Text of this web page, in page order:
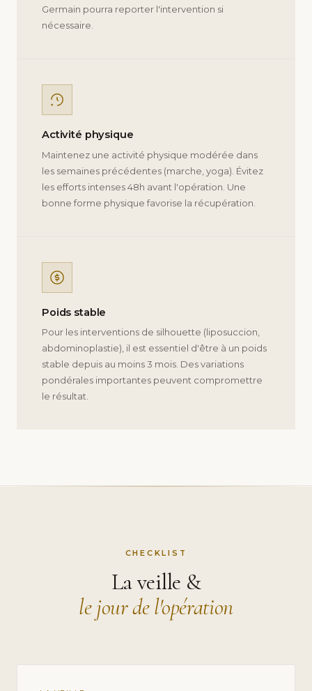
Germain pourra reporter l'intervention si
nécessaire.
Activité physique
Maintenez une activité physique modérée dans
les semaines précédentes (marche, yoga). Évitez
les efforts intenses 48h avant l'opération. Une
bonne forme physique favorise la récupération.
Poids stable
Pour les interventions de silhouette (liposuccion,
abdominoplastie), il est essentiel d'être à un poids
stable depuis au moins 3 mois. Des variations
pondérales importantes peuvent compromettre
le résultat.
CHECKLIST
La veille &
le jour de l'opération